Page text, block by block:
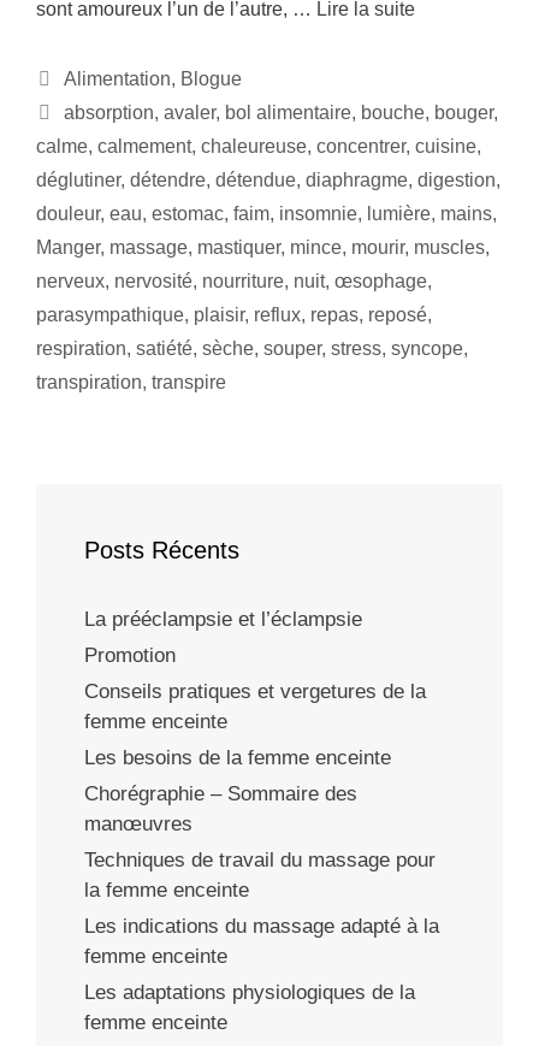
sont amoureux l’un de l’autre, … Lire la suite
Alimentation, Blogue
absorption, avaler, bol alimentaire, bouche, bouger,
calme, calmement, chaleureuse, concentrer, cuisine,
déglutiner, détendre, détendue, diaphragme, digestion,
douleur, eau, estomac, faim, insomnie, lumière, mains,
Manger, massage, mastiquer, mince, mourir, muscles,
nerveux, nervosité, nourriture, nuit, œsophage,
parasympathique, plaisir, reflux, repas, reposé,
respiration, satiété, sèche, souper, stress, syncope,
transpiration, transpire
Posts Récents
La prééclampsie et l’éclampsie
Promotion
Conseils pratiques et vergetures de la
femme enceinte
Les besoins de la femme enceinte
Chorégraphie – Sommaire des
manœuvres
Techniques de travail du massage pour
la femme enceinte
Les indications du massage adapté à la
femme enceinte
Les adaptations physiologiques de la
femme enceinte